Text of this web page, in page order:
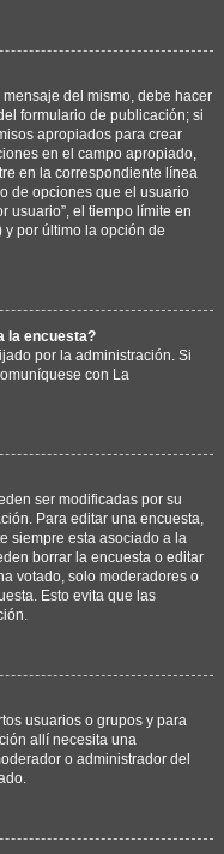
del mismo, debe hacer
formulario de publicación; si
apropiados para crear
en el campo apropiado,
en la correspondiente línea
de opciones que el usuario
usuario”, el tiempo límite en
por último la opción de
la encuesta?
por la administración. Si
con La
ser modificadas por su
Para editar una encuesta,
siempre esta asociado a la
borrar la encuesta o editar
votado, solo moderadores o
Esto evita que las
usuarios o grupos y para
allí necesita una
o administrador del